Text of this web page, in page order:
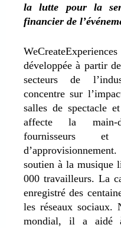
la lutte pour la
financier de
développée à partir
secteurs de
concentre sur
salles de spectacle
affecte la main-
fournisseurs
soutien à la musique
000 travailleurs. La
enregistré des
les réseaux
mondial, il a aidé